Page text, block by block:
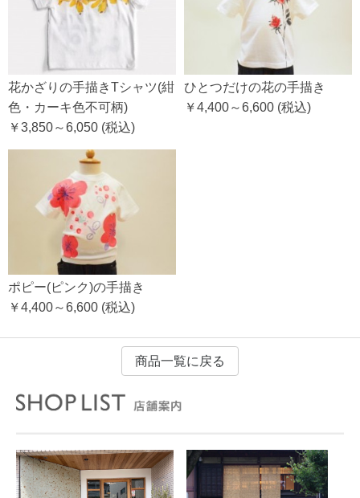
花かざりの手描きTシャツ(紺
色・カーキ色不可柄)
￥3,850～6,050 (税込)
ひとつだけの花の手描き
￥4,400～6,600 (税込)
ポピー(ピンク)の手描き
￥4,400～6,600 (税込)
商品一覧に戻る